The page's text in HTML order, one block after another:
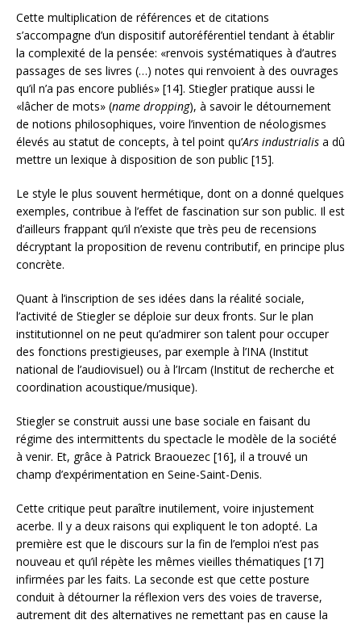
Cette multiplication de références et de citations
s’accompagne d’un dispositif autoréférentiel tendant à établir
la complexité de la pensée: «renvois systématiques à d’autres
passages de ses livres (…) notes qui renvoient à des ouvrages
qu’il n’a pas encore publiés» [14]. Stiegler pratique aussi le
«lâcher de mots» (name dropping), à savoir le détournement
de notions philosophiques, voire l’invention de néologismes
élevés au statut de concepts, à tel point qu’Ars industrialis a dû
mettre un lexique à disposition de son public [15].
Le style le plus souvent hermétique, dont on a donné quelques
exemples, contribue à l’effet de fascination sur son public. Il est
d’ailleurs frappant qu’il n’existe que très peu de recensions
décryptant la proposition de revenu contributif, en principe plus
concrète.
Quant à l’inscription de ses idées dans la réalité sociale,
l’activité de Stiegler se déploie sur deux fronts. Sur le plan
institutionnel on ne peut qu’admirer son talent pour occuper
des fonctions prestigieuses, par exemple à l’INA (Institut
national de l’audiovisuel) ou à l’Ircam (Institut de recherche et
coordination acoustique/musique).
Stiegler se construit aussi une base sociale en faisant du
régime des intermittents du spectacle le modèle de la société
à venir. Et, grâce à Patrick Braouezec [16], il a trouvé un
champ d’expérimentation en Seine-Saint-Denis.
Cette critique peut paraître inutilement, voire injustement
acerbe. Il y a deux raisons qui expliquent le ton adopté. La
première est que le discours sur la fin de l’emploi n’est pas
nouveau et qu’il répète les mêmes vieilles thématiques [17]
infirmées par les faits. La seconde est que cette posture
conduit à détourner la réflexion vers des voies de traverse,
autrement dit des alternatives ne remettant pas en cause la